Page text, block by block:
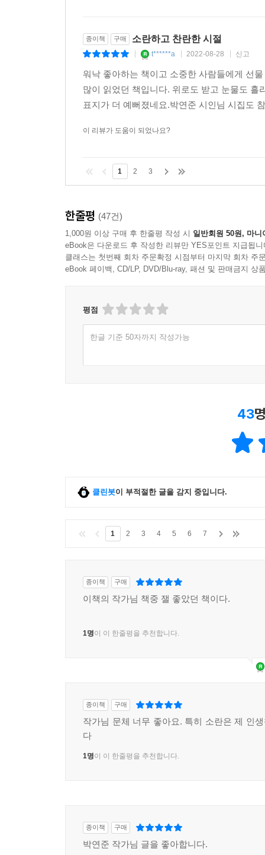
종이책 구매 소란하고 찬란한 시절
t******a 2022-08-28 신고
워낙 좋아하는 책이고 소중한 사람들에게 선
많이 읽었던 책입니다. 위로도 받고 눈물도
표지가 더 예뻐졌네요.박연준 시인님 시집도
이 리뷰가 도움이 되었나요?
1 2 3
한줄평 (47건)
1,000원 이상 구매 후 한줄평 작성 시 일반회원 50원, 마니
eBook은 다운로드 후 작성한 리뷰만 YES포인트 지급됩니
클래스는 첫번째 회차 주문확정 시점부터 마지막 회차 주
eBook 페이백, CD/LP, DVD/Blu-ray, 패션 및 판매금지 상
평점
한글 기준 50자까지 작성가능
43
클린봇이 부적절한 글을 감지 중입니다.
1 2 3 4 5 6 7
종이책 구매
이책의 작가님 책중 잴 좋았던 책이다.
1명이 이 한줄평을 추천합니다.
종이책 구매
작가님 문체 너무 좋아요. 특히 소란은 제 인
다
1명이 이 한줄평을 추천합니다.
종이책 구매
박연준 작가님 글을 좋아합니다.